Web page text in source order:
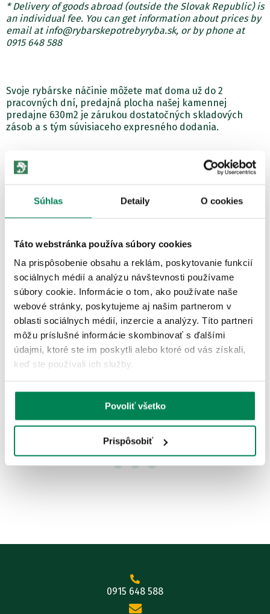
Súhlas Detaily O cookies
Táto webstránka používa súbory cookies
Na prispôsobenie obsahu a reklám, poskytovanie funkcií
sociálnych médií a analýzu návštevnosti používame
súbory cookie. Informácie o tom, ako používate naše
webové stránky, poskytujeme aj našim partnerom v
oblasti sociálnych médií, inzercie a analýzy. Títo partneri
môžu príslušné informácie skombinovať s ďalšími
údajmi, ktoré ste im poskytli alebo ktoré od vás získali,
keď ste používali ich služby.
Povoliť všetko
Prispôsobiť
* Delivery of goods abroad (outside the Slovak Republic) is
an individual fee. You can get information about prices by
email at info@rybarskepotrebyryba.sk, or by phone at
0915 648 588
Svoje rybárske náčinie môžete mať doma už do 2
pracovných dní, predajná plocha našej kamennej
predajne 630m2 je zárukou dostatočných skladových
zásob a s tým súvisiaceho expresného dodania.
MIVARDI BASE CAMP XL: JESENNÝ
SPOLOČNÍK DO VETRA,
S príchodom jesene prichádzajú aj tie pravé
rybárske výpravy – ranné hmly nad vodou,
0915 648 588